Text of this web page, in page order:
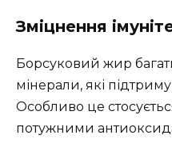
Зміцнення
Борсуковий жир
мінерали, які
Особливо це стосується
потужними